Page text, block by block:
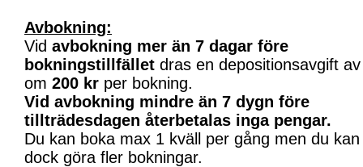
Avbokning:
Vid avbokning mer än 7 dagar före
bokningstillfället dras en depositionsavgift av
om 200 kr per bokning.
Vid avbokning mindre än 7 dygn före
tillträdesdagen återbetalas inga pengar.
Du kan boka max 1 kväll per gång men du kan
dock göra fler bokningar.